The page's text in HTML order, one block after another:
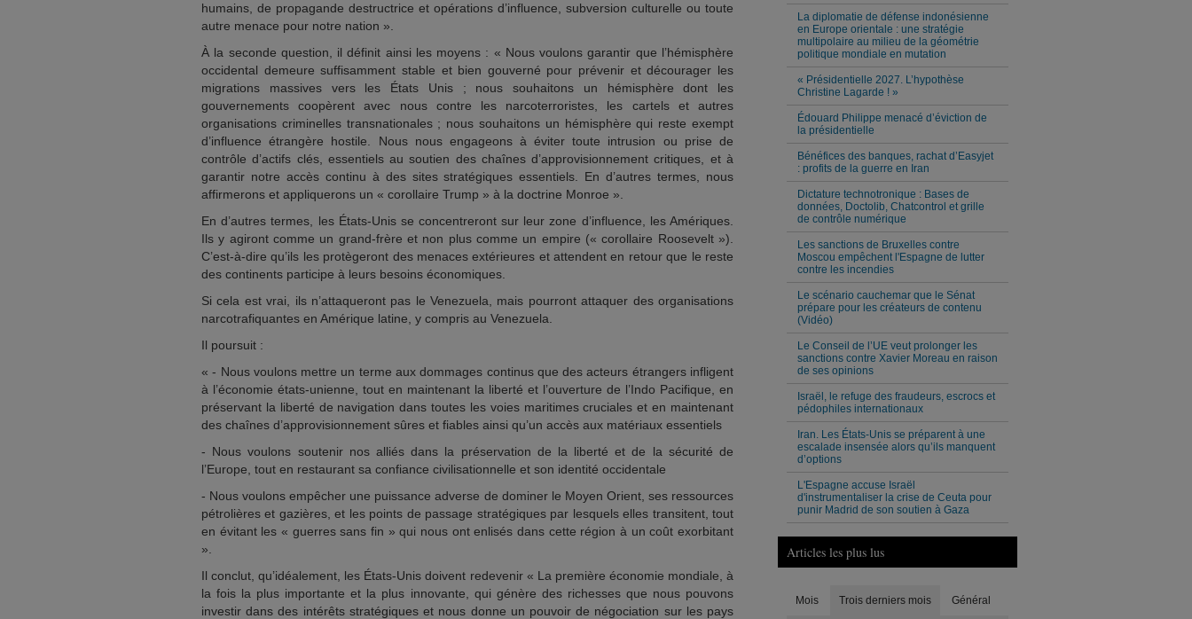
humains, de propagande destructrice et opérations d’influence, subversion culturelle ou toute
autre menace pour notre nation ».
À la seconde question, il définit ainsi les moyens : « Nous voulons garantir que l’hémisphère
occidental demeure suffisamment stable et bien gouverné pour prévenir et décourager les
migrations massives vers les États Unis ; nous souhaitons un hémisphère dont les
gouvernements coopèrent avec nous contre les narcoterroristes, les cartels et autres
organisations criminelles transnationales ; nous souhaitons un hémisphère qui reste exempt
d’influence étrangère hostile. Nous nous engageons à éviter toute intrusion ou prise de
contrôle d’actifs clés, essentiels au soutien des chaînes d’approvisionnement critiques, et à
garantir notre accès continu à des sites stratégiques essentiels. En d’autres termes, nous
affirmerons et appliquerons un « corollaire Trump » à la doctrine Monroe ».
En d’autres termes, les États-Unis se concentreront sur leur zone d’influence, les Amériques.
Ils y agiront comme un grand-frère et non plus comme un empire (« corollaire Roosevelt »).
C’est-à-dire qu’ils les protègeront des menaces extérieures et attendent en retour que le reste
des continents participe à leurs besoins économiques.
Si cela est vrai, ils n’attaqueront pas le Venezuela, mais pourront attaquer des organisations
narcotrafiquantes en Amérique latine, y compris au Venezuela.
Il poursuit :
« - Nous voulons mettre un terme aux dommages continus que des acteurs étrangers infligent
à l’économie états-unienne, tout en maintenant la liberté et l’ouverture de l’Indo Pacifique, en
préservant la liberté de navigation dans toutes les voies maritimes cruciales et en maintenant
des chaînes d’approvisionnement sûres et fiables ainsi qu’un accès aux matériaux essentiels
- Nous voulons soutenir nos alliés dans la préservation de la liberté et de la sécurité de
l’Europe, tout en restaurant sa confiance civilisationnelle et son identité occidentale
- Nous voulons empêcher une puissance adverse de dominer le Moyen Orient, ses ressources
pétrolières et gazières, et les points de passage stratégiques par lesquels elles transitent, tout
en évitant les « guerres sans fin » qui nous ont enlisés dans cette région à un coût exorbitant
».
Il conclut, qu’idéalement, les États-Unis doivent redevenir « La première économie mondiale, à
la fois la plus importante et la plus innovante, qui génère des richesses que nous pouvons
investir dans des intérêts stratégiques et nous donne un pouvoir de négociation sur les pays
La diplomatie de défense indonésienne
en Europe orientale : une stratégie
multipolaire au milieu de la géométrie
politique mondiale en mutation
« Présidentielle 2027. L’hypothèse
Christine Lagarde ! »
Édouard Philippe menacé d’éviction de
la présidentielle
Bénéfices des banques, rachat d’Easyjet
: profits de la guerre en Iran
Dictature technotronique : Bases de
données, Doctolib, Chatcontrol et grille
de contrôle numérique
Les sanctions de Bruxelles contre
Moscou empêchent l'Espagne de lutter
contre les incendies
Le scénario cauchemar que le Sénat
prépare pour les créateurs de contenu
(Vidéo)
Le Conseil de l’UE veut prolonger les
sanctions contre Xavier Moreau en raison
de ses opinions
Israël, le refuge des fraudeurs, escrocs et
pédophiles internationaux
Iran. Les États-Unis se préparent à une
escalade insensée alors qu’ils manquent
d’options
L'Espagne accuse Israël
d'instrumentaliser la crise de Ceuta pour
punir Madrid de son soutien à Gaza
Articles les plus lus
Mois Trois derniers mois Général